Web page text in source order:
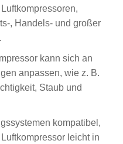
, Handels- und großer
kann sich an
anpassen, wie z. B.
Staub und
kompatibel,
leicht in